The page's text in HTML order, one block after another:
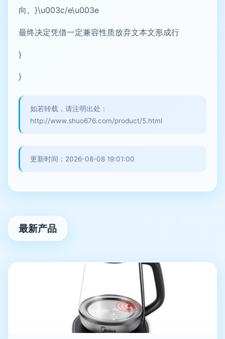
向。}\u003c/e\u003e
最终决定凭借一定兼容性质放弃文本文形成行
}
}
如若转载，请注明出处：
http://www.shuo676.com/product/5.html
更新时间：2026-08-08 19:01:00
最新产品